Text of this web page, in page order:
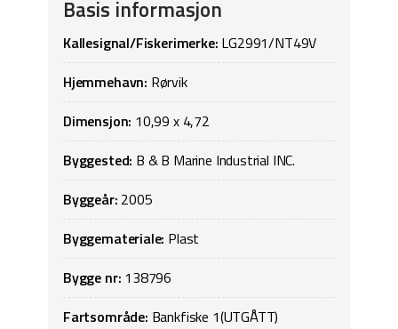
Basis informasjon
Kallesignal/Fiskerimerke: LG2991/NT49V
Hjemmehavn: Rørvik
Dimensjon: 10,99 x 4,72
Byggested: B & B Marine Industrial INC.
Byggeår: 2005
Byggemateriale: Plast
Bygge nr: 138796
Fartsområde: Bankfiske 1(UTGÅTT)